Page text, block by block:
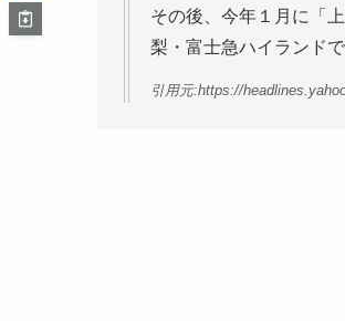
その後、今年１月に「
梨・富士急ハイランド
引用元:https://